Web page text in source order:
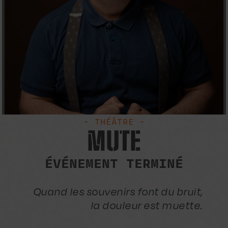
- THÉÂTRE -
MUTE
ÉVÉNEMENT TERMINÉ
Quand les souvenirs font du bruit,
la douleur est muette.